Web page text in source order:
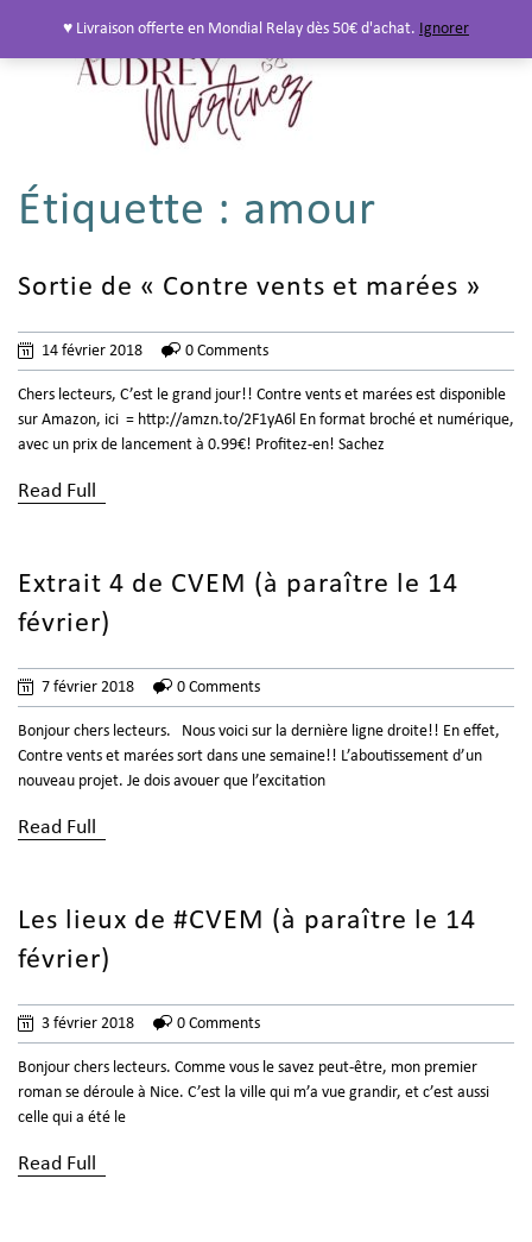
Étiquette : amour
Sortie de « Contre vents et marées »
14 février 2018 0 Comments
Chers lecteurs, C’est le grand jour!! Contre vents et marées est disponible
sur Amazon, ici = http://amzn.to/2F1yA6l En format broché et numérique,
avec un prix de lancement à 0.99€! Profitez-en! Sachez
Read Full
Extrait 4 de CVEM (à paraître le 14
février)
7 février 2018 0 Comments
Bonjour chers lecteurs. Nous voici sur la dernière ligne droite!! En effet,
Contre vents et marées sort dans une semaine!! L’aboutissement d’un
nouveau projet. Je dois avouer que l’excitation
Read Full
Les lieux de #CVEM (à paraître le 14
février)
3 février 2018 0 Comments
Bonjour chers lecteurs. Comme vous le savez peut-être, mon premier
roman se déroule à Nice. C’est la ville qui m’a vue grandir, et c’est aussi
celle qui a été le
Read Full
♥ Livraison offerte en Mondial Relay dès 50€ d'achat. Ignorer